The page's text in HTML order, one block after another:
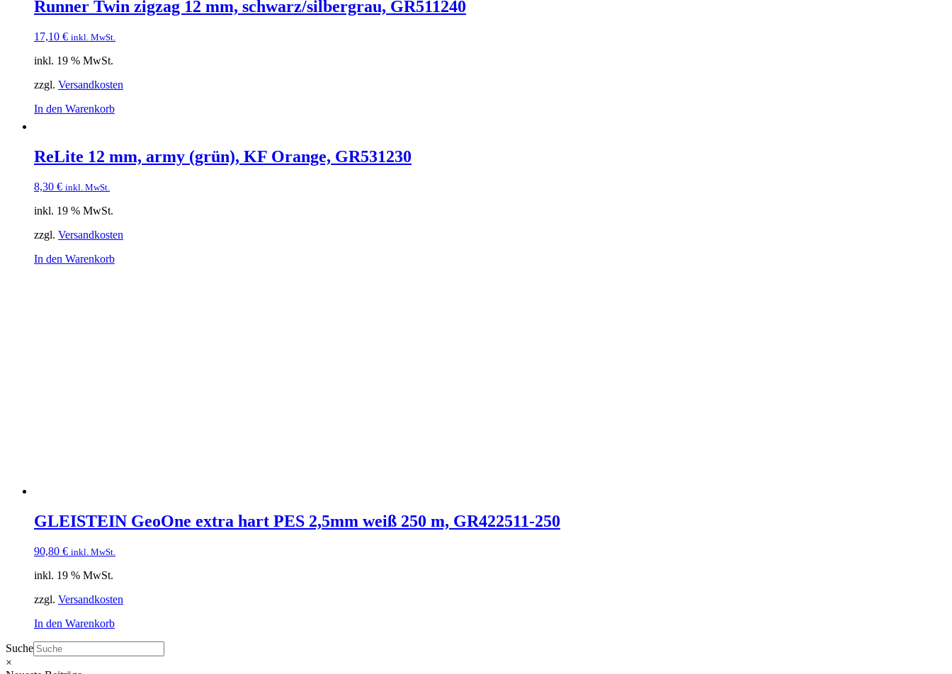
Runner Twin zigzag 12 mm, schwarz/silbergrau, GR511240
17,10 € inkl. MwSt.
inkl. 19 % MwSt.
zzgl. Versandkosten
In den Warenkorb
ReLite 12 mm, army (grün), KF Orange, GR531230
8,30 € inkl. MwSt.
inkl. 19 % MwSt.
zzgl. Versandkosten
In den Warenkorb
GLEISTEIN GeoOne extra hart PES 2,5mm weiß 250 m, GR422511-250
90,80 € inkl. MwSt.
inkl. 19 % MwSt.
zzgl. Versandkosten
In den Warenkorb
Suche
×